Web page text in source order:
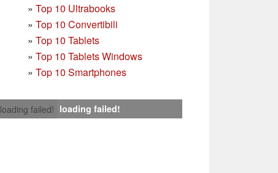
» Top 10 Ultrabooks
» Top 10 Convertibili
» Top 10 Tablets
» Top 10 Tablets Windows
» Top 10 Smartphones
loading failed! loading failed!